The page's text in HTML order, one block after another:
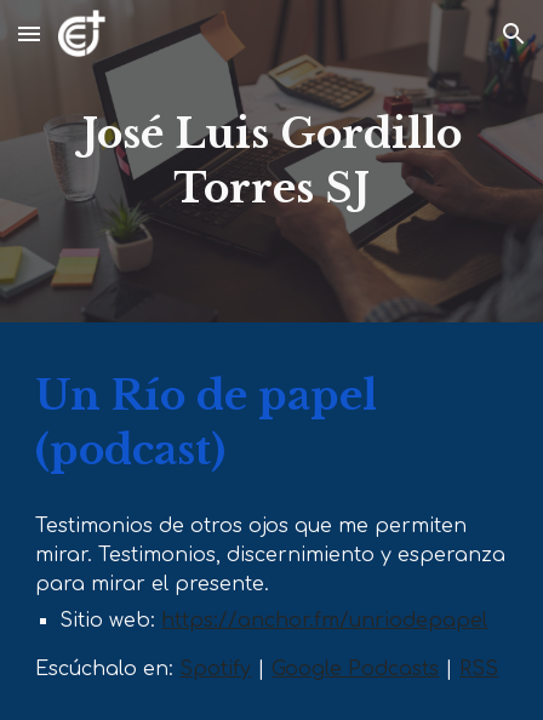
Skip to main content Skip to navigation
José Luis Gordillo
Torres SJ
Un Río de papel
(podcast)
Testimonios de otros ojos que me permiten
mirar. Testimonios, discernimiento y esperanza
para mirar el presente.
Sitio web: https://anchor.fm/unriodepapel
Escúchalo en: Spotify Google Podcasts RSS